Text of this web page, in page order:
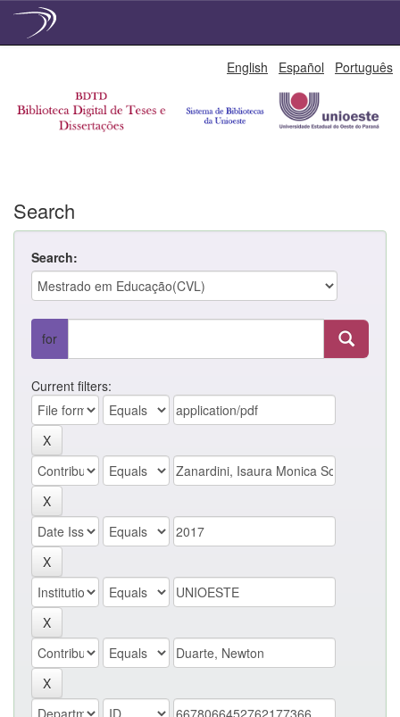
English Español Português
Search
Search:
for
Current filters: